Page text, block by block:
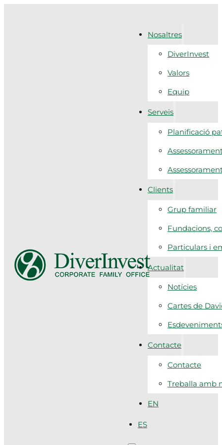
Nosaltres
DiverInvest
Valors
Equip
Serveis
Planificació
Clients
Grup familiar
Fundacions,
Particulars i
Actualitat
Notícies
Cartes de
Contacte
Contacte
Treballa amb
EN
ES